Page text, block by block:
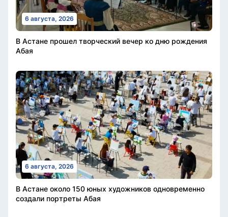
6 августа, 2026
В Астане прошел творческий вечер ко дню рождения
Абая
6 августа, 2026
В Астане около 150 юных художников одновременно
создали портреты Абая